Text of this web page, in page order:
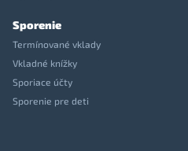
Sporenie
Termínované vklady
Vkladné knížky
Sporiace účty
Sporenie pre deti